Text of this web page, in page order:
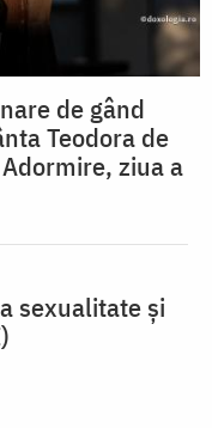
de gând
Teodora de
ziua a
sexualitate și